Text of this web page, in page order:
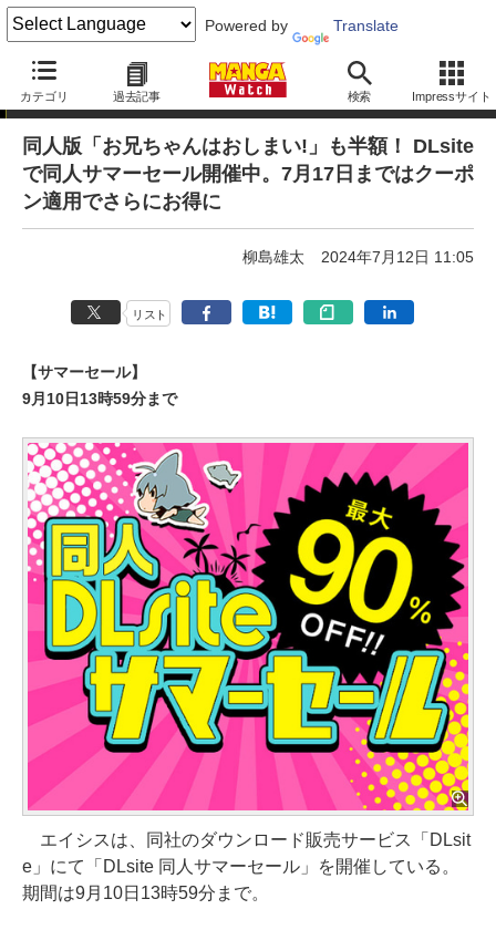
Powered by Translate
カテゴリ 過去記事 検索 Impressサイト
ニュース
同人版「お兄ちゃんはおしまい!」も半額！ DLsite
で同人サマーセール開催中。7月17日まではクーポ
ン適用でさらにお得に
柳島雄太 2024年7月12日 11:05
リスト
【サマーセール】
9月10日13時59分まで
エイシスは、同社のダウンロード販売サービス「DLsit
e」にて「DLsite 同人サマーセール」を開催している。
期間は9月10日13時59分まで。